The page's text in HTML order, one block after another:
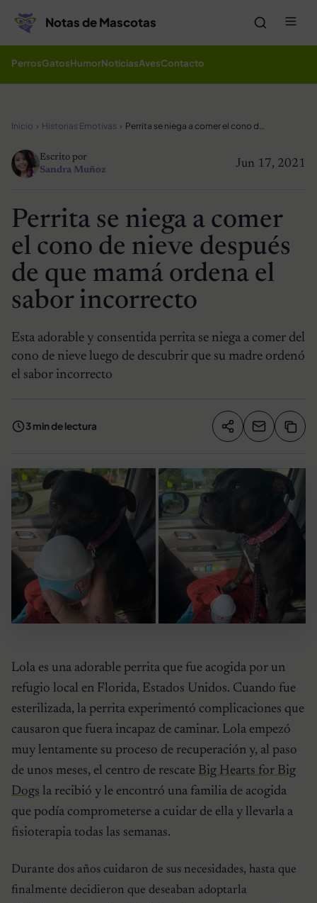
Notas de Mascotas
PerrosGatosHumorNoticiasAvesContacto
Inicio Historias Emotivas Perrita se niega a comer el cono de nieve después de que mamá ordena el sabor incorrecto
Jun 17, 2021
Escrito por
Sandra Muñoz
Perrita se niega a comer
el cono de nieve después
de que mamá ordena el
sabor incorrecto
Esta adorable y consentida perrita se niega a comer del
cono de nieve luego de descubrir que su madre ordenó
el sabor incorrecto
3 min de lectura Compartir
Lola es una adorable perrita que fue acogida por un
refugio local en Florida, Estados Unidos. Cuando fue
esterilizada, la perrita experimentó complicaciones que
causaron que fuera incapaz de caminar. Lola empezó
muy lentamente su proceso de recuperación y, al paso
de unos meses, el centro de rescate Big Hearts for Big
Dogs la recibió y le encontró una familia de acogida
que podía comprometerse a cuidar de ella y llevarla a
fisioterapia todas las semanas.
Durante dos años cuidaron de sus necesidades, hasta que
finalmente decidieron que deseaban adoptarla